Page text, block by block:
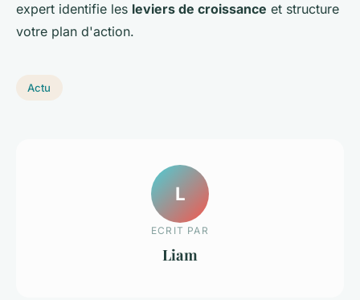
expert identifie les leviers de croissance et structure
votre plan d'action.
Actu
L
ECRIT PAR
Liam